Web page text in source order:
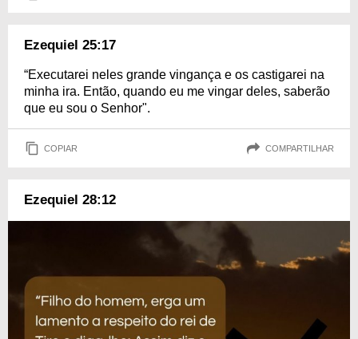
Ezequiel 25:17
“Executarei neles grande vingança e os castigarei na
minha ira. Então, quando eu me vingar deles, saberão
que eu sou o Senhor".
COPIAR COMPARTILHAR
Ezequiel 28:12